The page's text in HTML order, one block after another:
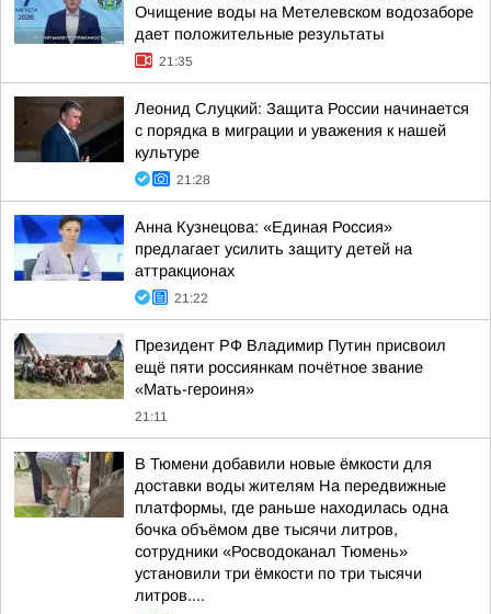
Очищение воды на Метелевском водозаборе
дает положительные результаты
21:35
Леонид Слуцкий: Защита России начинается
с порядка в миграции и уважения к нашей
культуре
21:28
Анна Кузнецова: «Единая Россия»
предлагает усилить защиту детей на
аттракционах
21:22
Президент РФ Владимир Путин присвоил
ещё пяти россиянкам почётное звание
«Мать-героиня»
21:11
В Тюмени добавили новые ёмкости для
доставки воды жителям На передвижные
платформы, где раньше находилась одна
бочка объёмом две тысячи литров,
сотрудники «Росводоканал Тюмень»
установили три ёмкости по три тысячи
литров....